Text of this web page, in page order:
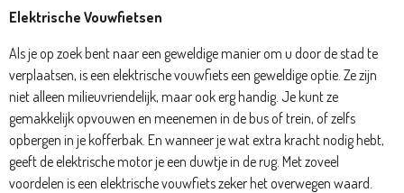
Elektrische Vouwfietsen
Als je op zoek bent naar een geweldige manier om u door de stad te
verplaatsen, is een elektrische vouwfiets een geweldige optie. Ze zijn
niet alleen milieuvriendelijk, maar ook erg handig. Je kunt ze
gemakkelijk opvouwen en meenemen in de bus of trein, of zelfs
opbergen in je kofferbak. En wanneer je wat extra kracht nodig hebt,
geeft de elektrische motor je een duwtje in de rug. Met zoveel
voordelen is een elektrische vouwfiets zeker het overwegen waard.